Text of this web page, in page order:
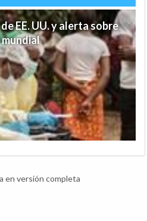
EE. UU. y alerta sobre
en versión completa